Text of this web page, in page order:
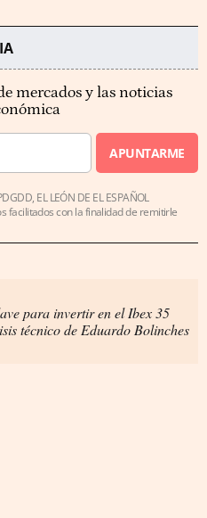
mercados y las noticias
APUNTARME
EL LEÓN DE EL ESPAÑOL
facilitados con la finalidad de remitirle
para invertir en el Ibex 35
técnico de Eduardo Bolinches